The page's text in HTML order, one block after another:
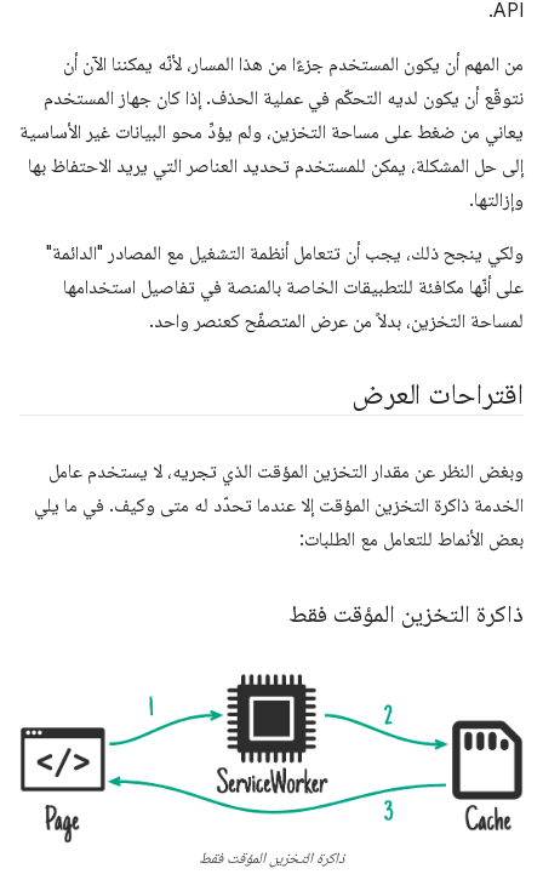
API.
من المهم أن يكون المستخدم جزءًا من هذا المسار، لأنّه يمكننا الآن أن
نتوقّع أن يكون لديه التحكّم في عملية الحذف. إذا كان جهاز المستخدم
يعاني من ضغط على مساحة التخزين، ولم يؤدِّ محو البيانات غير الأساسية
إلى حل المشكلة، يمكن للمستخدم تحديد العناصر التي يريد الاحتفاظ بها
وإزالتها.
ولكي ينجح ذلك، يجب أن تتعامل أنظمة التشغيل مع المصادر "الدائمة"
على أنّها مكافئة للتطبيقات الخاصة بالمنصة في تفاصيل استخدامها
لمساحة التخزين، بدلاً من عرض المتصفّح كعنصر واحد.
اقتراحات العرض
وبغض النظر عن مقدار التخزين المؤقت الذي تجريه، لا يستخدم عامل
الخدمة ذاكرة التخزين المؤقت إلا عندما تحدّد له متى وكيف. في ما يلي
بعض الأنماط للتعامل مع الطلبات:
ذاكرة التخزين المؤقت فقط
ذاكرة التخزين المؤقت فقط